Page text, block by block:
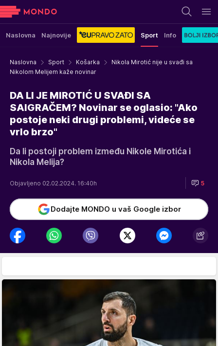
Naslovna Najnovije Sport Info
Naslovna Sport Košarka
Nikola Mirotić nije u svađi sa
Nikolom Melijem kaže novinar
DA LI JE MIROTIĆ U SVAĐI SA
SAIGRAČEM? Novinar se oglasio: "Ako
postoje neki drugi problemi, videće se
vrlo brzo"
Da li postoji problem između Nikole Mirotića i
Nikola Melija?
Objavljeno 02.02.2024. 16:40h 5
Dodajte MONDO u vaš Google izbor